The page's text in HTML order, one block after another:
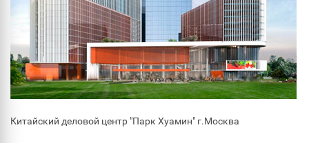
Китайский деловой центр "Парк Хуамин" г.Москва